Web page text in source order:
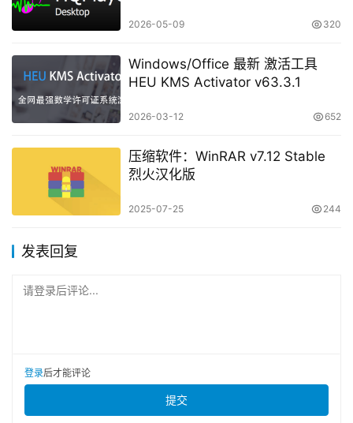
2026-05-09 320
Windows/Office 最新 激活工具
HEU KMS Activator v63.3.1
2026-03-12 652
压缩软件：WinRAR v7.12 Stable
烈火汉化版
2025-07-25 244
发表回复
请登录后评论...
登录后才能评论
提交